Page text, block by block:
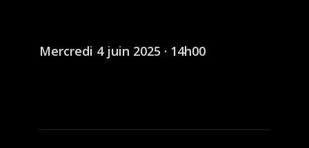
Mercredi 4 juin 2025 · 14h00